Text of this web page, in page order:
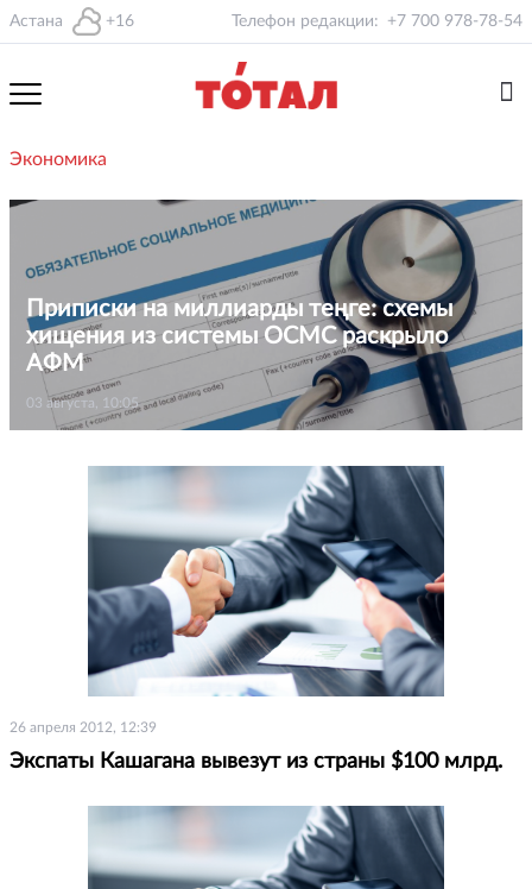
Астана +16 Телефон редакции: +7 700 978-78-54
Экономика
Приписки на миллиарды теңге: схемы
хищения из системы ОСМС раскрыло
АФМ
03 августа, 10:05
26 апреля 2012, 12:39
Экспаты Кашагана вывезут из страны $100 млрд.